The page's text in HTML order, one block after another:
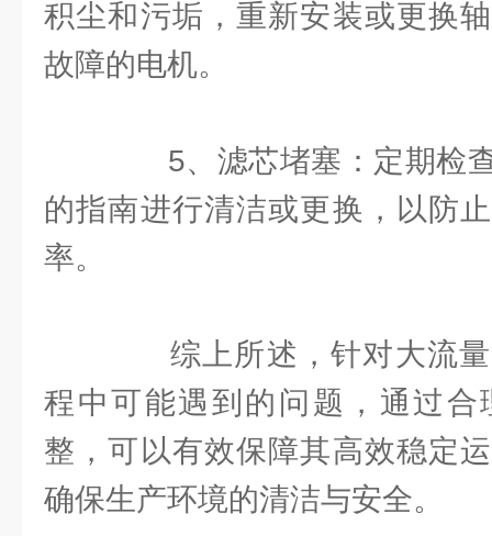
积尘和污垢，重新安装或更换
故障的电机。
5、滤芯堵塞：定期检查
的指南进行清洁或更换，以防
率。
综上所述，针对大流量
程中可能遇到的问题，通过合
整，可以有效保障其高效稳定
确保生产环境的清洁与安全。